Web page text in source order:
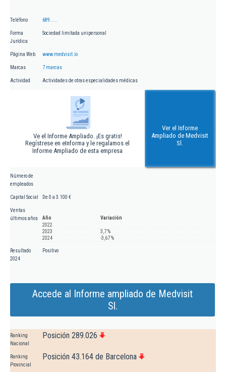
Teléfono 689.....
Forma
Jurídica
Sociedad limitada unipersonal
Página Web www.medvisit.io
Marcas 7 marcas
Actividad Actividades de otras especialidades médicas
Ve el Informe Ampliado. ¡Es gratis!
Regístrese en eInforma y le regalamos el
Informe Ampliado de esta empresa
Ver el Informe
Ampliado de Medvisit
Sl.
Número de
empleados
Capital Social De 0 a 3.100 €
Ventas
últimos años
Año
Variación
2022
2023
3,7 %
2024
-3,67 %
Resultado
2024
Positivo
Accede al Informe ampliado de Medvisit
Sl.
Ranking
Nacional
Posición 289.026
Ranking
Provincial
Posición 43.164 de Barcelona